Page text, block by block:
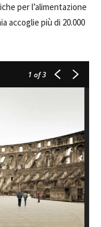
per l’alimentazione
accoglie più di 20.000
1 of 3